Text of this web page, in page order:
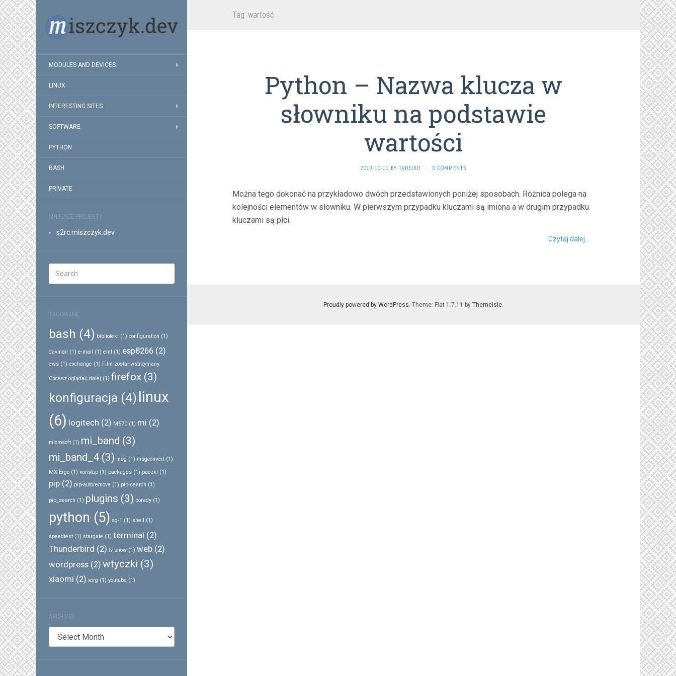
MODULES AND DEVICES
LINUX
INTERESTING SITES
SOFTWARE
PYTHON
BASH
PRIVATE
MNIEJSZE PROJEKTY
s2rc.miszczyk.dev
TAGOWANE
bash (4) biblioteki (1) configuration (1)
davmail (1) e-mail (1) eml (1) esp8266 (2)
ews (1) exchange (1) Film został wstrzymany.
Chcesz oglądać dalej (1) firefox (3)
konfiguracja (4) linux
(6) logitech (2) M570 (1) mi (2)
microsoft (1) mi_band (3)
mi_band_4 (3) msg (1) msgconvert (1)
MX Ergo (1) nonstop (1) packages (1) paczki (1)
pip (2) pip-autoremove (1) pip-search (1)
pip_search (1) plugins (3) porady (1)
python (5) sg-1 (1) shell (1)
speedtest (1) stargate (1) terminal (2)
Thunderbird (2) tv-show (1) web (2)
wordpress (2) wtyczki (3)
xiaomi (2) xorg (1) youtube (1)
ARCHIVES
Tag: wartość
Python – Nazwa klucza w
słowniku na podstawie
wartości
2019-10-11 BY TADEJRO · 0 COMMENTS
Można tego dokonać na przykładowo dwóch przedstawionych poniżej sposobach. Różnica polega na
kolejności elementów w słowniku. W pierwszym przypadku kluczami są imiona a w drugim przypadku
kluczami są płci.
Czytaj dalej...
Proudly powered by WordPress. Theme: Flat 1.7.11 by Themeisle.